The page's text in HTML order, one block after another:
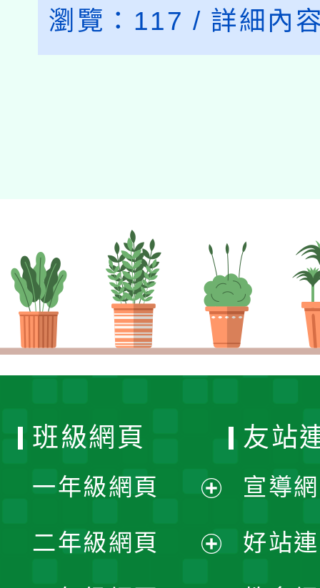
瀏覽： 117 / 詳細內
班級網頁
一年級網頁
開
二年級網頁
友站
宣導
好站